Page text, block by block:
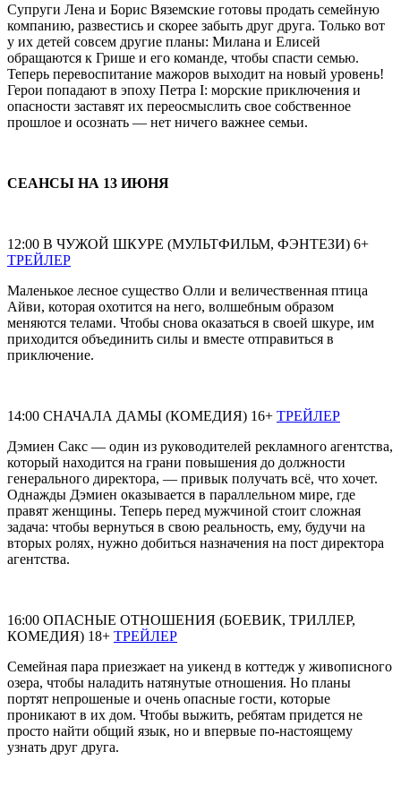
Супруги Лена и Борис Вяземские готовы продать семейную
компанию, развестись и скорее забыть друг друга. Только вот
у их детей совсем другие планы: Милана и Елисей
обращаются к Грише и его команде, чтобы спасти семью.
Теперь перевоспитание мажоров выходит на новый уровень!
Герои попадают в эпоху Петра I: морские приключения и
опасности заставят их переосмыслить свое собственное
прошлое и осознать — нет ничего важнее семьи.
СЕАНСЫ НА 13 ИЮНЯ
12:00 В ЧУЖОЙ ШКУРЕ (МУЛЬТФИЛЬМ, ФЭНТЕЗИ) 6+
ТРЕЙЛЕР
Маленькое лесное существо Олли и величественная птица
Айви, которая охотится на него, волшебным образом
меняются телами. Чтобы снова оказаться в своей шкуре, им
приходится объединить силы и вместе отправиться в
приключение.
14:00 СНАЧАЛА ДАМЫ (КОМЕДИЯ) 16+ ТРЕЙЛЕР
Дэмиен Сакс — один из руководителей рекламного агентства,
который находится на грани повышения до должности
генерального директора, — привык получать всё, что хочет.
Однажды Дэмиен оказывается в параллельном мире, где
правят женщины. Теперь перед мужчиной стоит сложная
задача: чтобы вернуться в свою реальность, ему, будучи на
вторых ролях, нужно добиться назначения на пост директора
агентства.
16:00 ОПАСНЫЕ ОТНОШЕНИЯ (БОЕВИК, ТРИЛЛЕР,
КОМЕДИЯ) 18+ ТРЕЙЛЕР
Семейная пара приезжает на уикенд в коттедж у живописного
озера, чтобы наладить натянутые отношения. Но планы
портят непрошеные и очень опасные гости, которые
проникают в их дом. Чтобы выжить, ребятам придется не
просто найти общий язык, но и впервые по-настоящему
узнать друг друга.